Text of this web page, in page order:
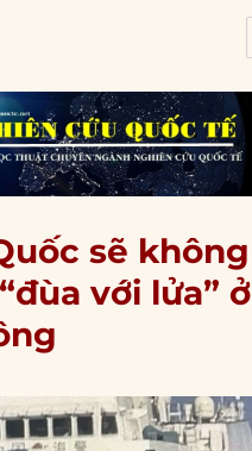
sẽ không
với lửa” ở